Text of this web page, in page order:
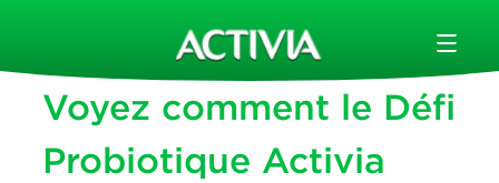
Voyez comment le Défi
Probiotique Activia